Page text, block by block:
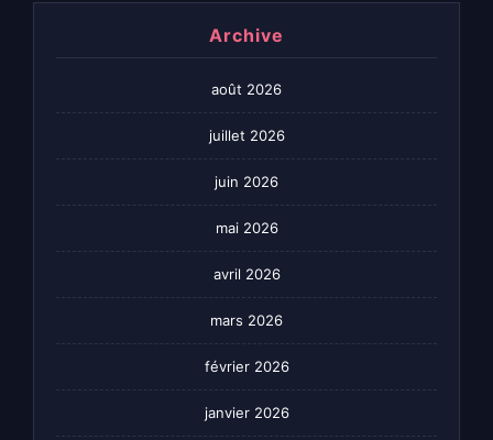
Archive
août 2026
juillet 2026
juin 2026
mai 2026
avril 2026
mars 2026
février 2026
janvier 2026